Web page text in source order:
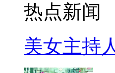
热点新闻
美女主持